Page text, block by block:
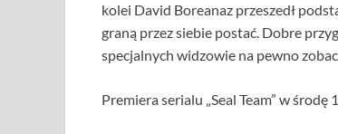
kolei David Boreanaz przeszedł
graną przez siebie postać. Dobre
specjalnych widzowie na pewno
Premiera serialu „Seal Team” w